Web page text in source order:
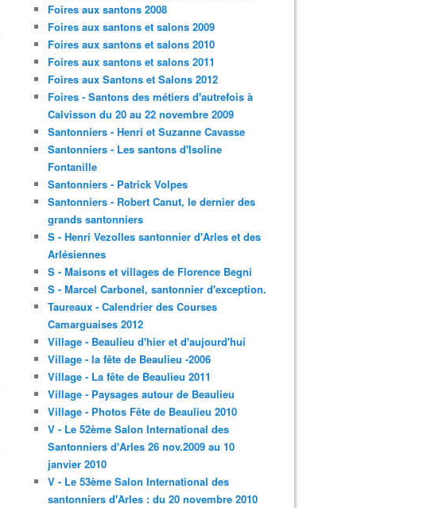
Foires aux santons 2008
Foires aux santons et salons 2009
Foires aux santons et salons 2010
Foires aux santons et salons 2011
Foires aux Santons et Salons 2012
Foires - Santons des métiers d'autrefois à
Calvisson du 20 au 22 novembre 2009
Santonniers - Henri et Suzanne Cavasse
Santonniers - Les santons d'Isoline
Fontanille
Santonniers - Patrick Volpes
Santonniers - Robert Canut, le dernier des
grands santonniers
S - Henri Vezolles santonnier d'Arles et des
Arlésiennes
S - Maisons et villages de Florence Begni
S - Marcel Carbonel, santonnier d'exception.
Taureaux - Calendrier des Courses
Camarguaises 2012
Village - Beaulieu d'hier et d'aujourd'hui
Village - la fête de Beaulieu -2006
Village - La fête de Beaulieu 2011
Village - Paysages autour de Beaulieu
Village - Photos Fête de Beaulieu 2010
V - Le 52ème Salon International des
Santonniers d'Arles 26 nov.2009 au 10
janvier 2010
V - Le 53ème Salon International des
santonniers d'Arles : du 20 novembre 2010